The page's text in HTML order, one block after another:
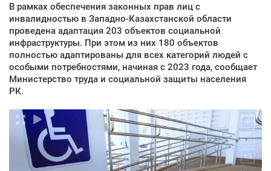
В рамках обеспечения законных прав лиц с
инвалидностью в Западно-Казахстанской области
проведена адаптация 203 объектов социальной
инфраструктуры. При этом из них 180 объектов
полностью адаптированы для всех категорий людей с
особыми потребностями, начиная с 2023 года, сообщает
Министерство труда и социальной защиты населения
РК.